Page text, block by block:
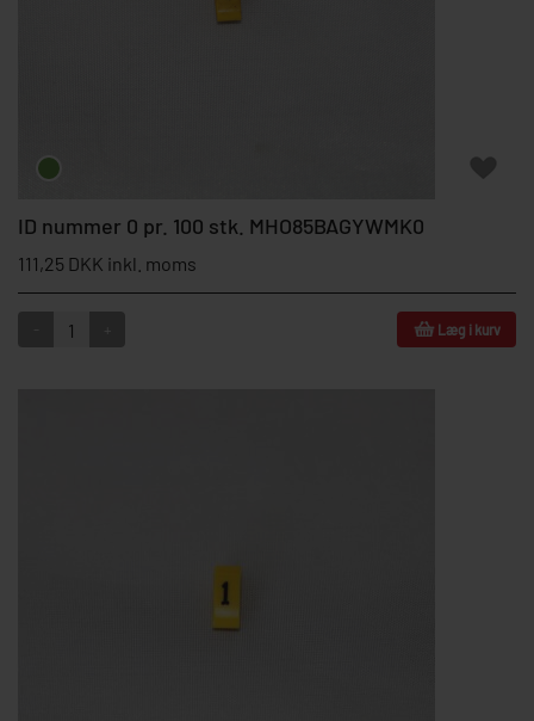
ID nummer 0 pr. 100 stk. MHO85BAGYWMK0
111,25 DKK inkl. moms
Læg i kurv